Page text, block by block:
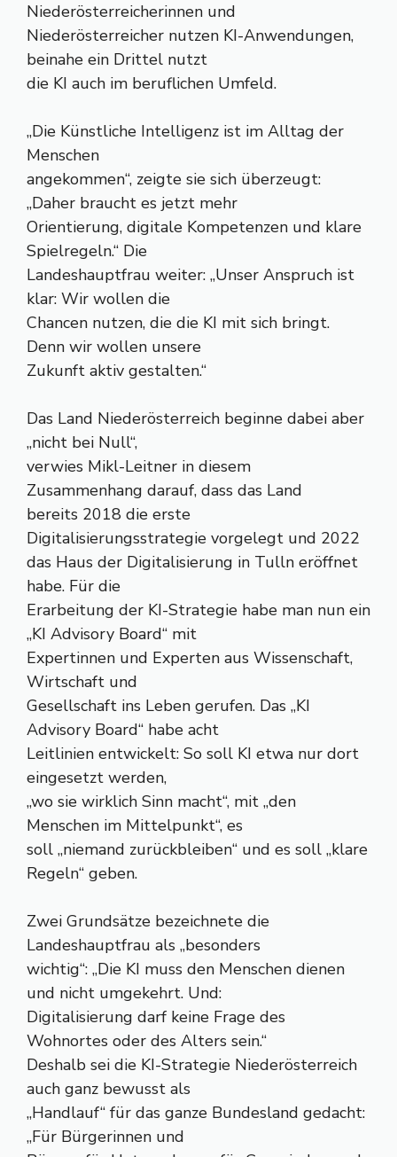
Niederösterreicherinnen und
Niederösterreicher nutzen KI-Anwendungen,
beinahe ein Drittel nutzt
die KI auch im beruflichen Umfeld.
„Die Künstliche Intelligenz ist im Alltag der
Menschen
angekommen“, zeigte sie sich überzeugt:
„Daher braucht es jetzt mehr
Orientierung, digitale Kompetenzen und klare
Spielregeln.“ Die
Landeshauptfrau weiter: „Unser Anspruch ist
klar: Wir wollen die
Chancen nutzen, die die KI mit sich bringt.
Denn wir wollen unsere
Zukunft aktiv gestalten.“
Das Land Niederösterreich beginne dabei aber
„nicht bei Null“,
verwies Mikl-Leitner in diesem
Zusammenhang darauf, dass das Land
bereits 2018 die erste
Digitalisierungsstrategie vorgelegt und 2022
das Haus der Digitalisierung in Tulln eröffnet
habe. Für die
Erarbeitung der KI-Strategie habe man nun ein
„KI Advisory Board“ mit
Expertinnen und Experten aus Wissenschaft,
Wirtschaft und
Gesellschaft ins Leben gerufen. Das „KI
Advisory Board“ habe acht
Leitlinien entwickelt: So soll KI etwa nur dort
eingesetzt werden,
„wo sie wirklich Sinn macht“, mit „den
Menschen im Mittelpunkt“, es
soll „niemand zurückbleiben“ und es soll „klare
Regeln“ geben.
Zwei Grundsätze bezeichnete die
Landeshauptfrau als „besonders
wichtig“: „Die KI muss den Menschen dienen
und nicht umgekehrt. Und:
Digitalisierung darf keine Frage des
Wohnortes oder des Alters sein.“
Deshalb sei die KI-Strategie Niederösterreich
auch ganz bewusst als
„Handlauf“ für das ganze Bundesland gedacht:
„Für Bürgerinnen und